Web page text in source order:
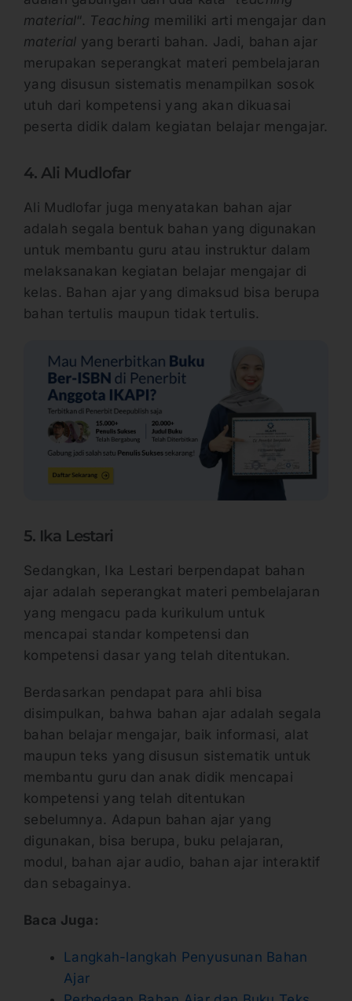
material“. Teaching memiliki arti mengajar dan
material yang berarti bahan. Jadi, bahan ajar
merupakan seperangkat materi pembelajaran
yang disusun sistematis menampilkan sosok
utuh dari kompetensi yang akan dikuasai
peserta didik dalam kegiatan belajar mengajar.
4. Ali Mudlofar
Ali Mudlofar juga menyatakan bahan ajar
adalah segala bentuk bahan yang digunakan
untuk membantu guru atau instruktur dalam
melaksanakan kegiatan belajar mengajar di
kelas. Bahan ajar yang dimaksud bisa berupa
bahan tertulis maupun tidak tertulis.
5. Ika Lestari
Sedangkan, Ika Lestari berpendapat bahan
ajar adalah seperangkat materi pembelajaran
yang mengacu pada kurikulum untuk
mencapai standar kompetensi dan
kompetensi dasar yang telah ditentukan.
Berdasarkan pendapat para ahli bisa
disimpulkan, bahwa bahan ajar adalah segala
bahan belajar mengajar, baik informasi, alat
maupun teks yang disusun sistematik untuk
membantu guru dan anak didik mencapai
kompetensi yang telah ditentukan
sebelumnya. Adapun bahan ajar yang
digunakan, bisa berupa, buku pelajaran,
modul, bahan ajar audio, bahan ajar interaktif
dan sebagainya.
Baca Juga:
Langkah-langkah Penyusunan Bahan
Ajar